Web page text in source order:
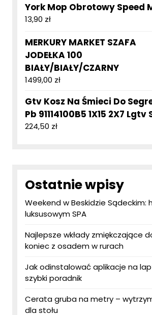
York Mop Obrotowy Speed
13,90 zł
MERKURY MARKET SZAFA
JODEŁKA 100
BIAŁY/BIAŁY/CZARNY
1499,00 zł
Gtv Kosz Na Śmieci Do
Pb 91114100B5 1X15 2X7 Lgtv
224,50 zł
Ostatnie wpisy
Weekend w Beskidzie Sądeckim:
luksusowym SPA
Najlepsze wkłady zmiękczające
koniec z osadem w rurach
Jak odinstalować aplikacje na
szybki poradnik
Cerata gruba na metry –
dla stołu